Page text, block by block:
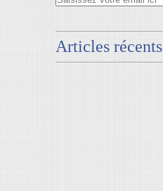
Articles récents